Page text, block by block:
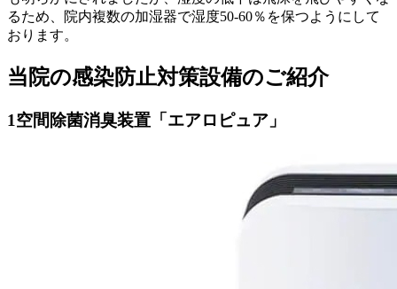
るため、院内複数の加湿器で湿度50-60％を保つようにして
おります。
当院の感染防止対策設備のご紹介
1空間除菌消臭装置「エアロピュア」